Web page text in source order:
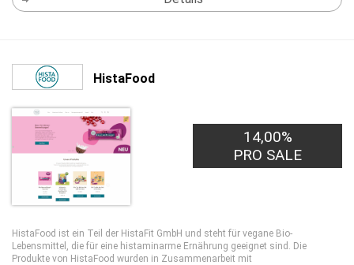
HistaFood
14,00%
PRO SALE
HistaFood ist ein Teil der HistaFit GmbH und steht für vegane Bio-
Lebensmittel, die für eine histaminarme Ernährung geeignet sind. Die
Produkte von HistaFood wurden in Zusammenarbeit mit